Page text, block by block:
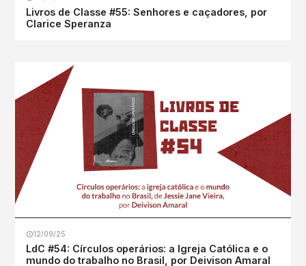
Livros de Classe #55: Senhores e caçadores, por
Clarice Speranza
12/09/25
LdC #54: Círculos operários: a Igreja Católica e o
mundo do trabalho no Brasil, por Deivison Amaral